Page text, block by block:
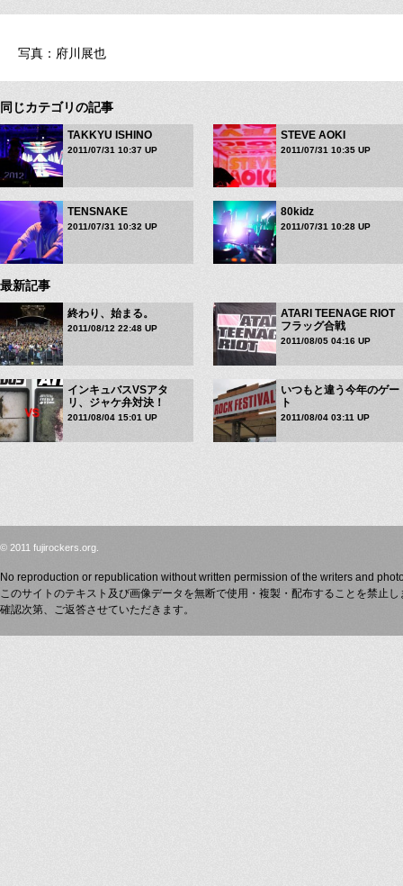
写真：府川展也
同じカテゴリの記事
TAKKYU ISHINO
2011/07/31 10:37 UP
STEVE AOKI
2011/07/31 10:35 UP
TENSNAKE
2011/07/31 10:32 UP
80kidz
2011/07/31 10:28 UP
最新記事
終わり、始まる。
2011/08/12 22:48 UP
ATARI TEENAGE RIOT
フラッグ合戦
2011/08/05 04:16 UP
インキュバスVSアタ
リ、ジャケ弁対決！
2011/08/04 15:01 UP
いつもと違う今年のゲー
ト
2011/08/04 03:11 UP
© 2011 fujirockers.org.
No reproduction or republication without written permission of the writers and
このサイトのテキスト及び画像データを無断で使用・複製・配布することを禁止
確認次第、ご返答させていただきます。